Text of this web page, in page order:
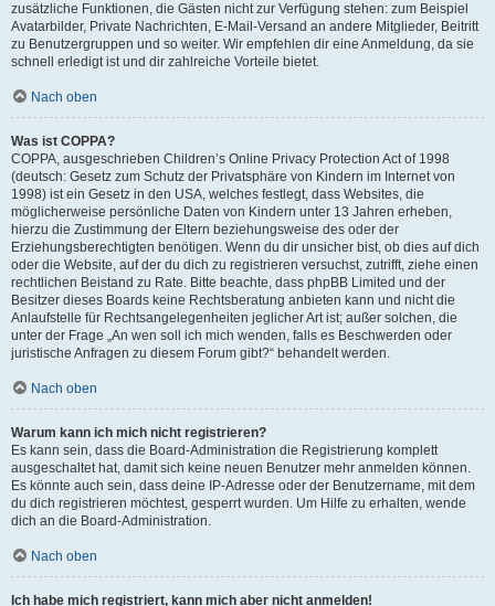
zusätzliche Funktionen, die Gästen nicht zur Verfügung stehen: zum Beispiel
Avatarbilder, Private Nachrichten, E-Mail-Versand an andere Mitglieder, Beitritt
zu Benutzergruppen und so weiter. Wir empfehlen dir eine Anmeldung, da sie
schnell erledigt ist und dir zahlreiche Vorteile bietet.
Nach oben
Was ist COPPA?
COPPA, ausgeschrieben Children’s Online Privacy Protection Act of 1998
(deutsch: Gesetz zum Schutz der Privatsphäre von Kindern im Internet von
1998) ist ein Gesetz in den USA, welches festlegt, dass Websites, die
möglicherweise persönliche Daten von Kindern unter 13 Jahren erheben,
hierzu die Zustimmung der Eltern beziehungsweise des oder der
Erziehungsberechtigten benötigen. Wenn du dir unsicher bist, ob dies auf dich
oder die Website, auf der du dich zu registrieren versuchst, zutrifft, ziehe einen
rechtlichen Beistand zu Rate. Bitte beachte, dass phpBB Limited und der
Besitzer dieses Boards keine Rechtsberatung anbieten kann und nicht die
Anlaufstelle für Rechtsangelegenheiten jeglicher Art ist; außer solchen, die
unter der Frage „An wen soll ich mich wenden, falls es Beschwerden oder
juristische Anfragen zu diesem Forum gibt?“ behandelt werden.
Nach oben
Warum kann ich mich nicht registrieren?
Es kann sein, dass die Board-Administration die Registrierung komplett
ausgeschaltet hat, damit sich keine neuen Benutzer mehr anmelden können.
Es könnte auch sein, dass deine IP-Adresse oder der Benutzername, mit dem
du dich registrieren möchtest, gesperrt wurden. Um Hilfe zu erhalten, wende
dich an die Board-Administration.
Nach oben
Ich habe mich registriert, kann mich aber nicht anmelden!